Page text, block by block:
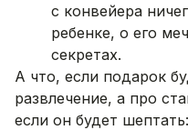
с конвейера
ребенке, о его
секретах.
А что, если подарок
развлечение, а про
если он будет